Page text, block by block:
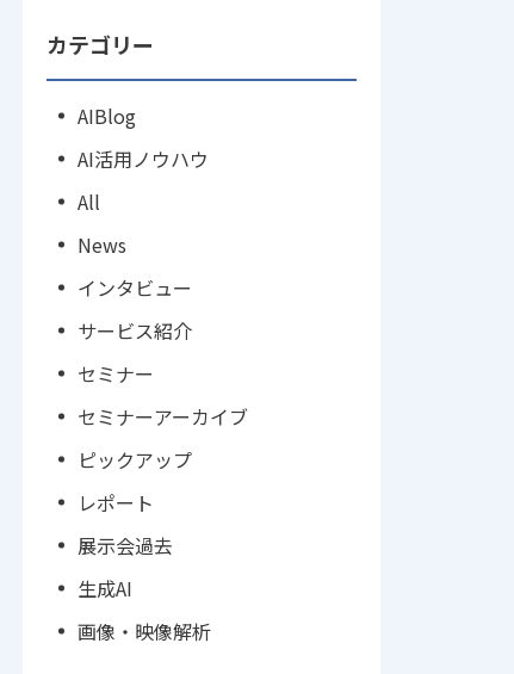
カテゴリー
AIBlog
AI活用ノウハウ
All
News
インタビュー
サービス紹介
セミナー
セミナーアーカイブ
ピックアップ
レポート
展示会過去
生成AI
画像・映像解析